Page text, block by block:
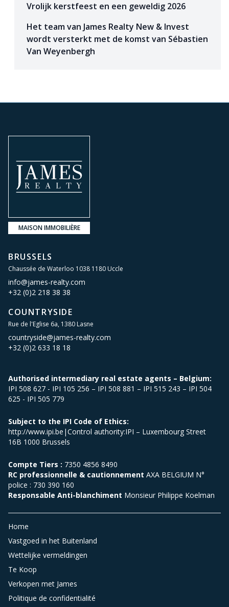
Vrolijk kerstfeest en een geweldig 2026
Het team van James Realty New & Invest
wordt versterkt met de komst van Sébastien
Van Weyenbergh
MAISON IMMOBILIÈRE
BRUSSELS
Chaussée de Waterloo 1038 1180 Uccle
info@james-realty.com
+32 (0)2 218 38 38
COUNTRYSIDE
Rue de l'Eglise 6a, 1380 Lasne
countryside@james-realty.com
+32 (0)2 633 18 18
Authorised intermediary real estate agents – Belgium:
IPI 508 627 - IPI 105 256 – IPI 508 881 – IPI 515 243 – IPI 504
625 - IPI 505 779
Subject to the IPI Code of Ethics:
http://www.ipi.be|Control authority:IPI – Luxembourg Street
16B 1000 Brussels
Compte Tiers : 7350 4856 8490
RC professionnelle & cautionnement AXA BELGIUM N°
police : 730 390 160
Responsable Anti-blanchiment Monsieur Philippe Koelman
Home
Vastgoed in het Buitenland
Wettelijke vermeldingen
Te Koop
Verkopen met James
Politique de confidentialité